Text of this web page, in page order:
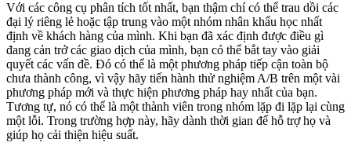
Với các công cụ phân tích tốt nhất, bạn thậm chí có thể trau dồi các
đại lý riêng lẻ hoặc tập trung vào một nhóm nhân khẩu học nhất
định về khách hàng của mình. Khi bạn đã xác định được điều gì
đang cản trở các giao dịch của mình, bạn có thể bắt tay vào giải
quyết các vấn đề. Đó có thể là một phương pháp tiếp cận toàn bộ
chưa thành công, vì vậy hãy tiến hành thử nghiệm A/B trên một vài
phương pháp mới và thực hiện phương pháp hay nhất của bạn.
Tương tự, nó có thể là một thành viên trong nhóm lặp đi lặp lại cùng
một lỗi. Trong trường hợp này, hãy dành thời gian để hỗ trợ họ và
giúp họ cải thiện hiệu suất.